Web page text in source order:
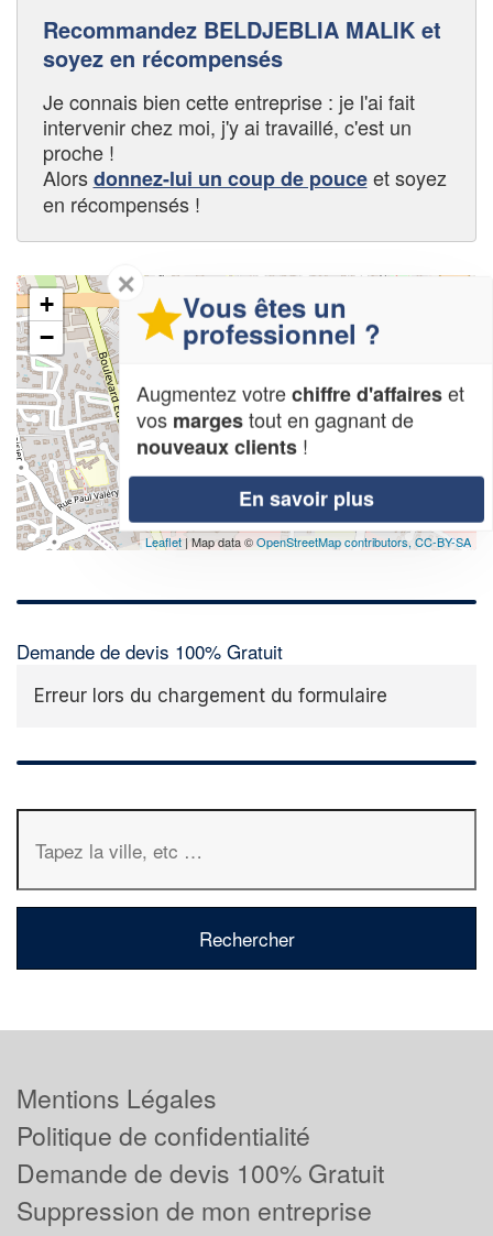
Recommandez BELDJEBLIA MALIK et
soyez en récompensés
Je connais bien cette entreprise : je l'ai fait
intervenir chez moi, j'y ai travaillé, c'est un
proche !
Alorsdonnez-lui un coup de pouceet soyez
en récompensés !
+
−
Leaflet | Map data ©OpenStreetMap contributors, CC-BY-SA
Demande de devis 100% Gratuit
Erreur lors du chargement du formulaire
✕
Vous êtes un
professionnel ?
Augmentez votrechiffre d'affaireset
vos margestout en gagnant de
nouveaux clients !
En savoir plus
Mentions Légales
Politique de confidentialité
Demande de devis 100% Gratuit
Suppression de mon entreprise